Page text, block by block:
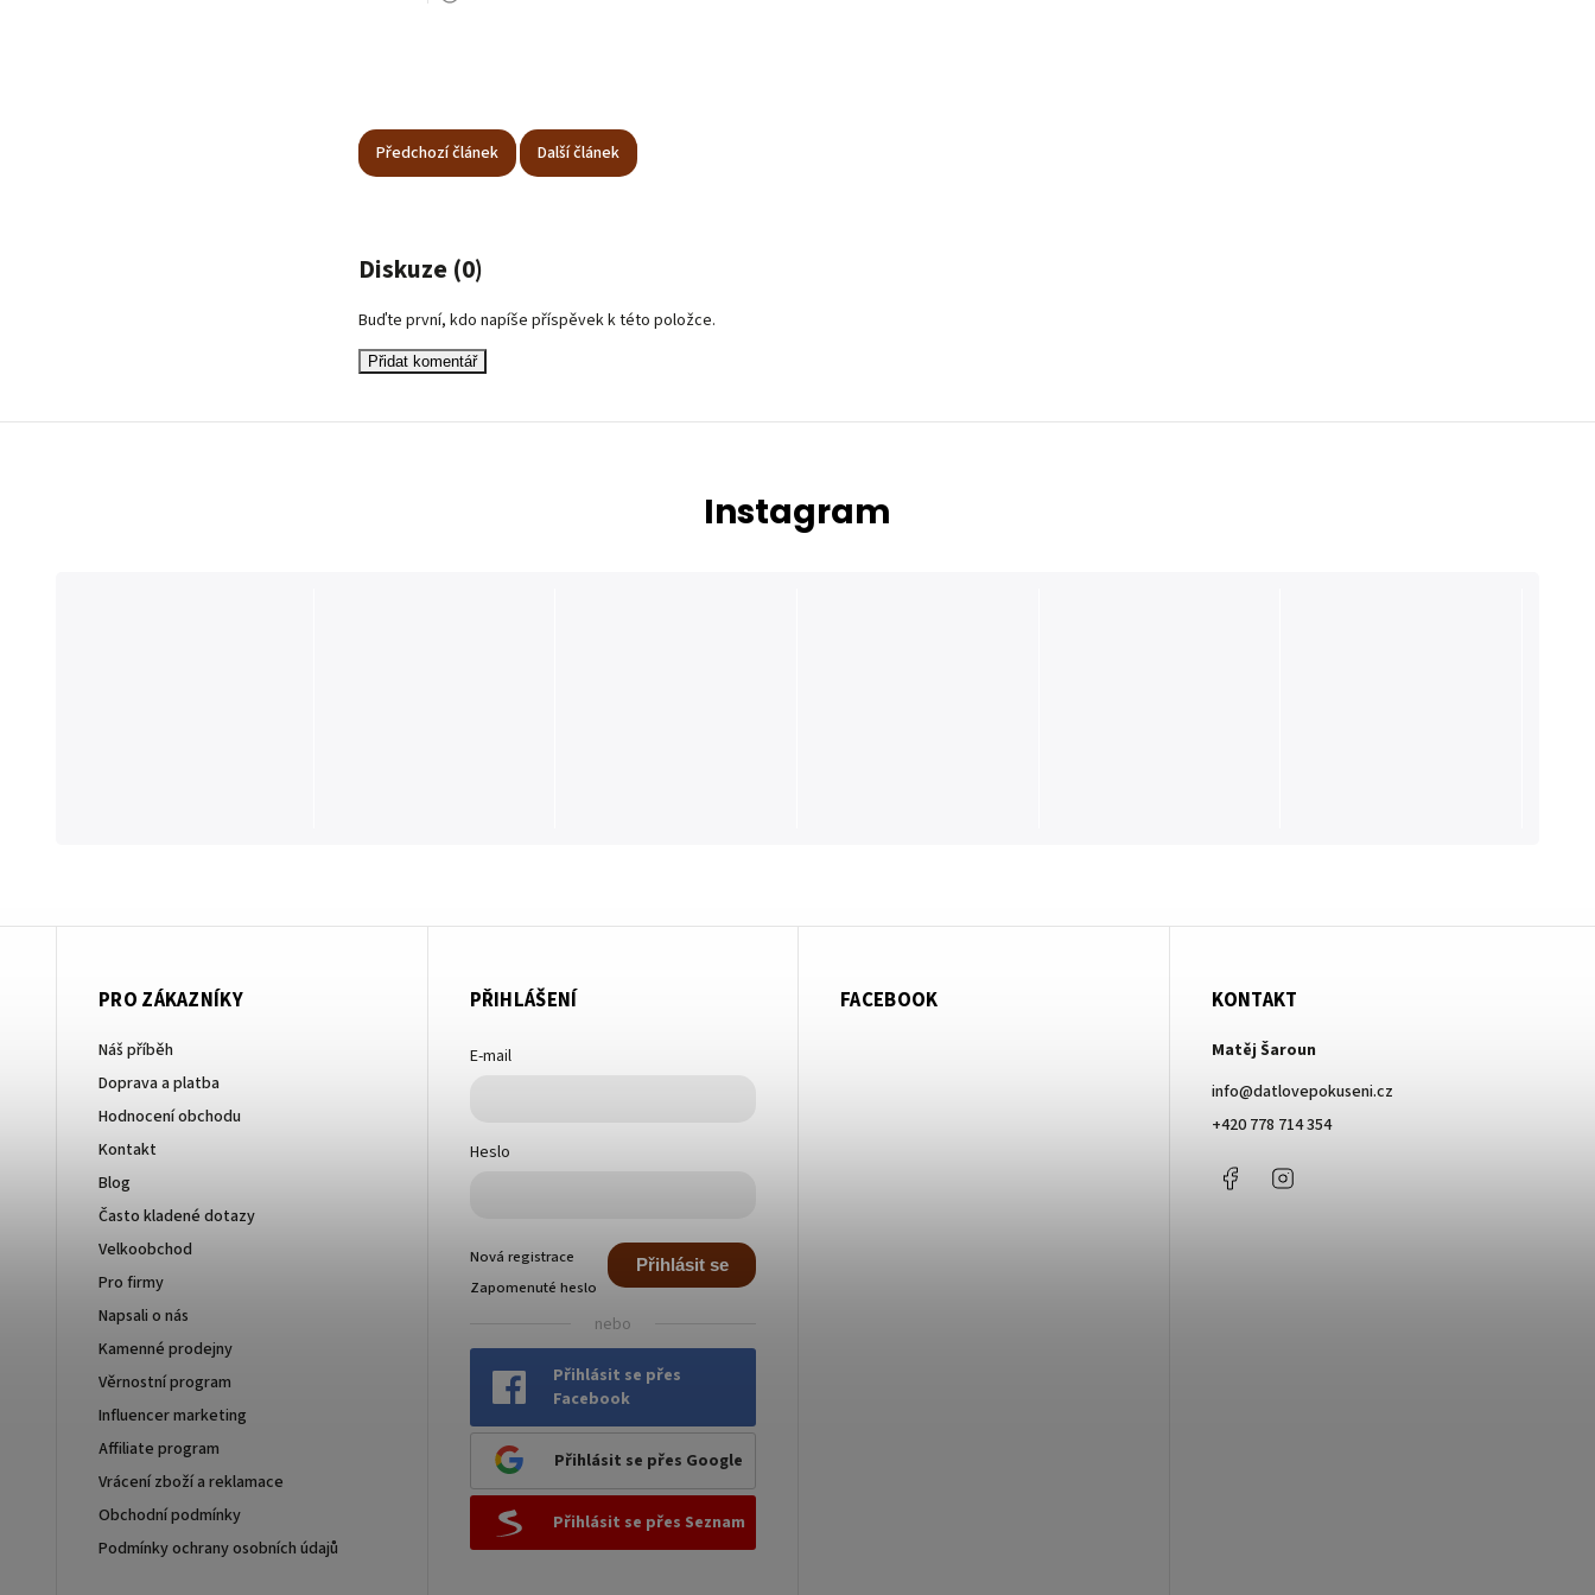
Předchozí článek Další článek
Diskuze (0)
Buďte první, kdo napíše příspěvek k této položce.
Přidat komentář
Instagram
PRO ZÁKAZNÍKY
Náš příběh
Doprava a platba
Hodnocení obchodu
Kontakt
Blog
Často kladené dotazy
Velkoobchod
Pro firmy
Napsali o nás
Kamenné prodejny
Věrnostní program
Influencer marketing
Affiliate program
Vrácení zboží a reklamace
Obchodní podmínky
Podmínky ochrany osobních údajů
PŘIHLÁŠENÍ
E-mail
Heslo
Přihlásit se
Nová registrace
Zapomenuté heslo
nebo
Přihlásit se přes
Facebook
Přihlásit se přes Google
Přihlásit se přes Seznam
FACEBOOK KONTAKT
Matěj Šaroun
info@datlovepokuseni.cz
+420 778 714 354
Facebook